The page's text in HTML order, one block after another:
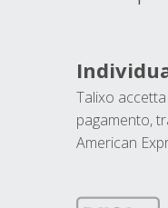
Talixo
pagamento,
American